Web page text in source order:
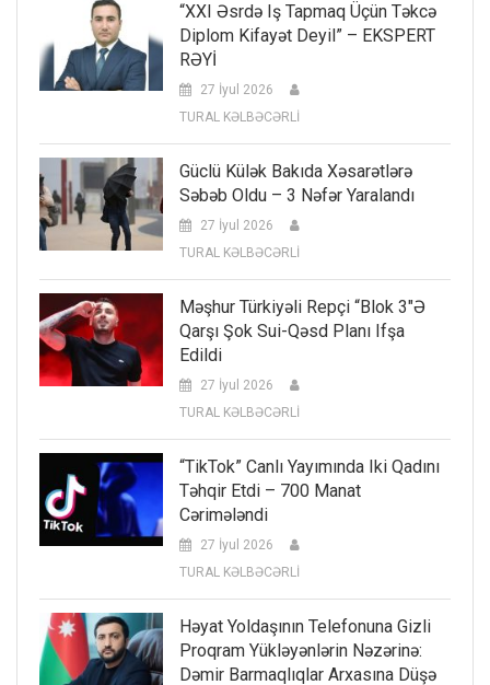
“XXI Əsrdə Iş Tapmaq Üçün Təkcə
Diplom Kifayət Deyil” – EKSPERT
RƏYİ
27 İyul 2026
TURAL KƏLBƏCƏRLİ
Güclü Külək Bakıda Xəsarətlərə
Səbəb Oldu – 3 Nəfər Yaralandı
27 İyul 2026
TURAL KƏLBƏCƏRLİ
Məşhur Türkiyəli Repçi “Blok 3″ə
Qarşı Şok Sui-Qəsd Planı Ifşa
Edildi
27 İyul 2026
TURAL KƏLBƏCƏRLİ
“TikTok” Canlı Yayımında Iki Qadını
Təhqir Etdi – 700 Manat
Cərimələndi
27 İyul 2026
TURAL KƏLBƏCƏRLİ
Həyat Yoldaşının Telefonuna Gizli
Proqram Yükləyənlərin Nəzərinə:
Dəmir Barmaqlıqlar Arxasına Düşə